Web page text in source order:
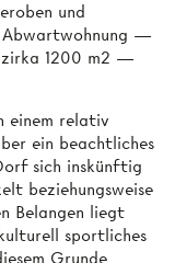
und
Abwartwohnung —
1200 m2 —
einem relativ
ein beachtliches
sich inskünftig
beziehungsweise
Belangen liegt
sportliches
Grunde